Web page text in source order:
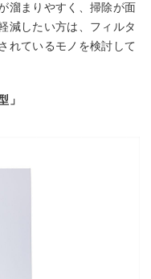
溜まりやすく、掃除が面
減したい方は、フィルタ
れているモノを検討して
」